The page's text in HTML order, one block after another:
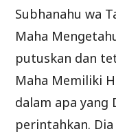
Subhanahu wa
Maha
putuskan dan
Maha Memiliki
dalam apa yang
perintahkan.